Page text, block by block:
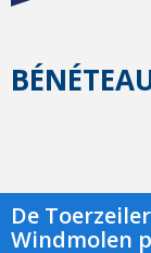
De
Windmolen